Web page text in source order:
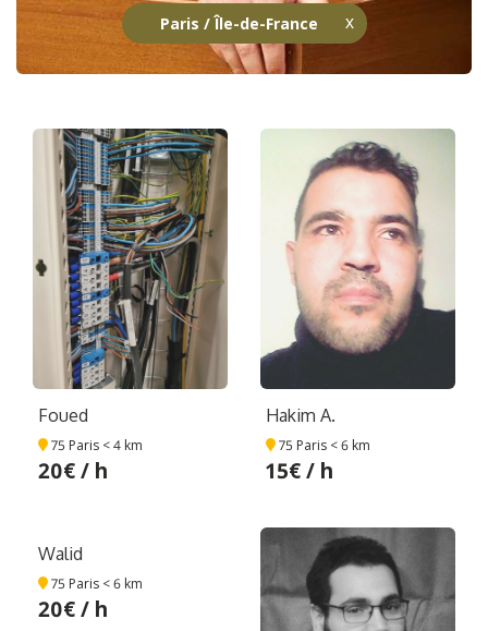
Paris / Île-de-France
Foued
75 Paris < 4 km
20€ / h
Hakim A.
75 Paris < 6 km
15€ / h
Walid
75 Paris < 6 km
20€ / h